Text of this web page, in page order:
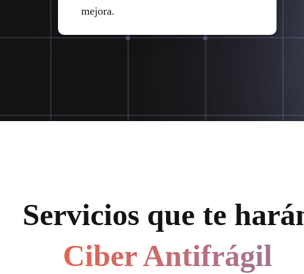
mejora.
Servicios que te
Ciber Antifrágil